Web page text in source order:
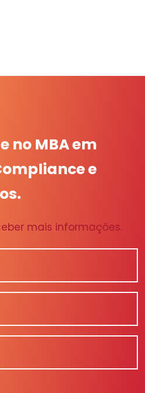
no MBA em
e
mais informações.